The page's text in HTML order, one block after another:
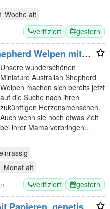
Woche alt
verifiziert gestern
Welpen mit
Unsere wunderschönen
Miniature Australian Shepherd
Welpen machen sich bereits jetzt
auf die Suche nach ihren
zukünftigen Herzensmenschen.
Auch wenn sie noch etwas Zeit
bei ihrer Mama verbringen…
Monatalt
verifiziert gestern